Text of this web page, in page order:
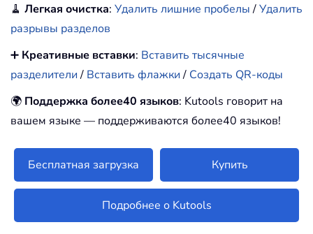
🧹 Легкая очистка: Удалить лишние пробелы/Удалить
разрывы разделов
➕ Креативные вставки: Вставить тысячные
разделители/ Вставить флажки/ Создать QR-коды
🌍 Поддержка более40 языков: Kutools говорит на
вашем языке — поддерживаются более40 языков!
Бесплатная загрузка Купить
Подробнее о Kutools